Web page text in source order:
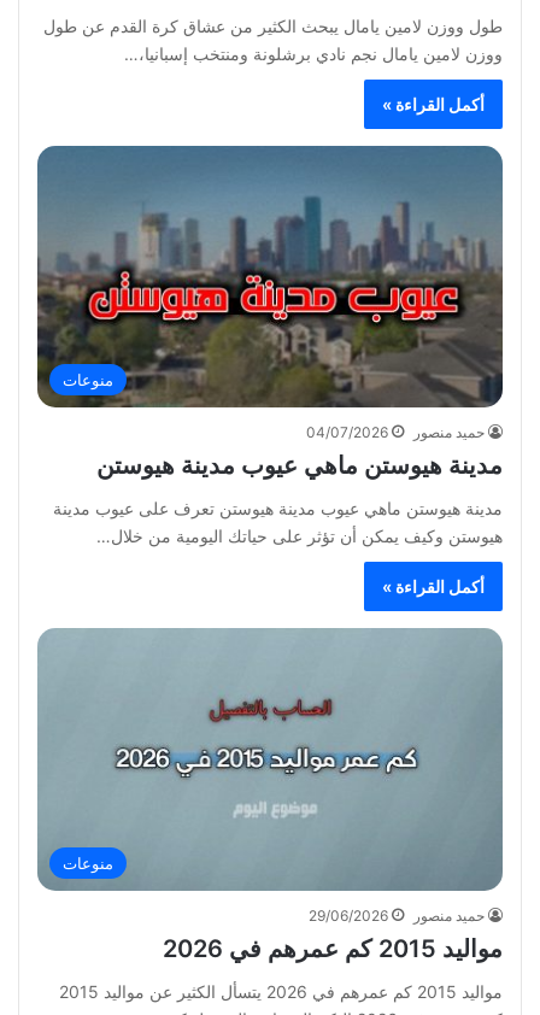
طول ووزن لامين يامال يبحث الكثير من عشاق كرة القدم عن طول
ووزن لامين يامال نجم نادي برشلونة ومنتخب إسبانيا،…
أكمل القراءة »
منوعات
حميد منصور 04/07/2026
مدينة هيوستن ماهي عيوب مدينة هيوستن
مدينة هيوستن ماهي عيوب مدينة هيوستن تعرف على عيوب مدينة
هيوستن وكيف يمكن أن تؤثر على حياتك اليومية من خلال…
أكمل القراءة »
منوعات
حميد منصور 29/06/2026
مواليد 2015 كم عمرهم في 2026
مواليد 2015 كم عمرهم في 2026 يتسأل الكثير عن مواليد 2015